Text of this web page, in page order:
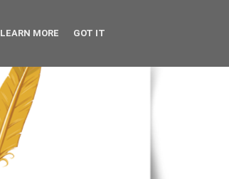
LEARN MORE GOT IT